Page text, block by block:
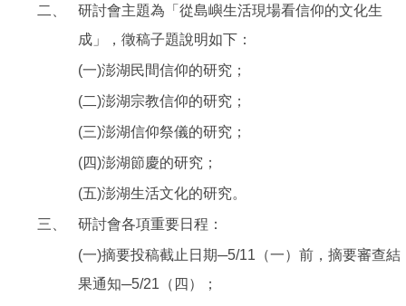
二、
研討會主題為「從島嶼生活現場看信仰的文化生
成」，徵稿子題說明如下：
(一)澎湖民間信仰的研究；
(二)澎湖宗教信仰的研究；
(三)澎湖信仰祭儀的研究；
(四)澎湖節慶的研究；
(五)澎湖生活文化的研究。
三、
研討會各項重要日程：
(一)摘要投稿截止日期─5/11（一）前，摘要審查結
果通知─5/21（四）；